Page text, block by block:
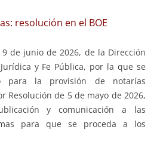
resolución en el BOE
9 de junio de 2026, de la Dirección
y Fe Pública, por la que se
para la provisión de notarías
Resolución de 5 de mayo de 2026,
y comunicación a las
para que se proceda a los